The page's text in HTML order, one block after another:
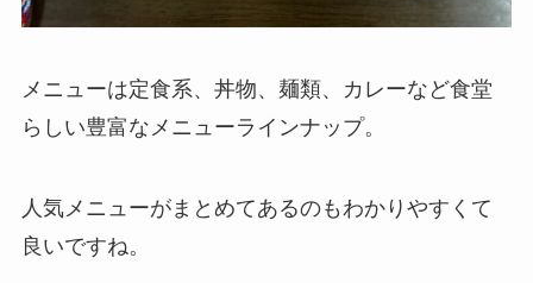
メニューは定食系、丼物、麺類、カレーなど食堂
らしい豊富なメニューラインナップ。
人気メニューがまとめてあるのもわかりやすくて
良いですね。